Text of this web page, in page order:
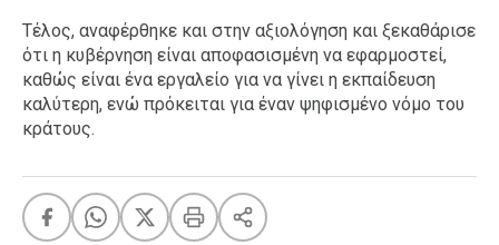
Τέλος, αναφέρθηκε και στην αξιολόγηση και ξεκαθάρισε
ότι η κυβέρνηση είναι αποφασισμένη να εφαρμοστεί,
καθώς είναι ένα εργαλείο για να γίνει η εκπαίδευση
καλύτερη, ενώ πρόκειται για έναν ψηφισμένο νόμο του
κράτους.